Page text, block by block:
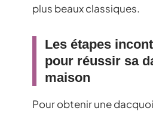
plus beaux classiques.
Les étapes
pour réussir sa
maison
Pour obtenir une